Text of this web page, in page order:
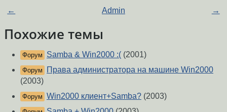
← Admin →
Похожие темы
Форум Samba & Win2000 :( (2001)
Форум
Права администратора на машине Win2000
(2003)
Форум Win2000 клиент+Samba? (2003)